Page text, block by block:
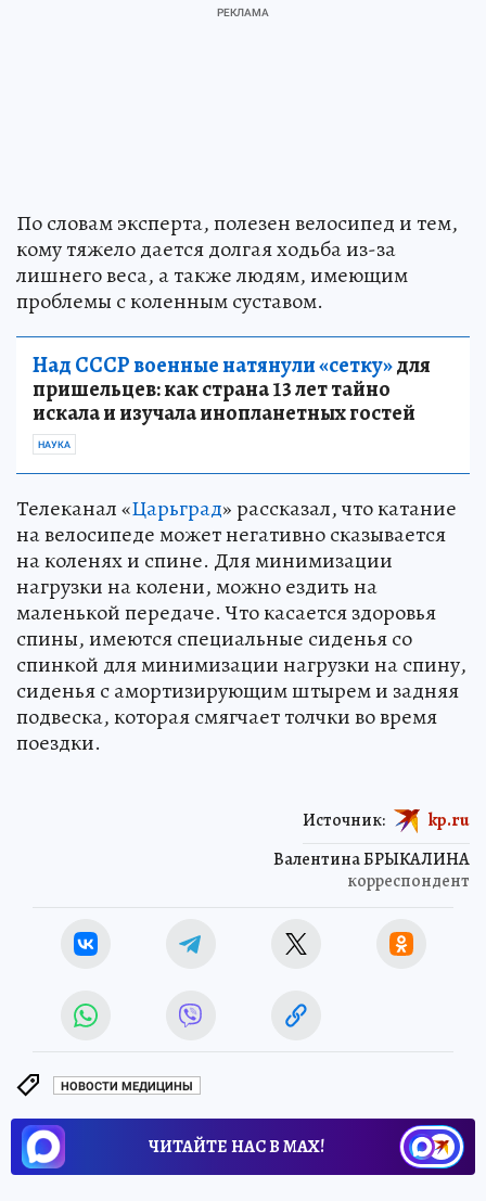
По словам эксперта, полезен велосипед и тем,
кому тяжело дается долгая ходьба из-за
лишнего веса, а также людям, имеющим
проблемы с коленным суставом.
Над СССР военные натянули «сетку»для
пришельцев: как страна 13 лет тайно
искала и изучала инопланетных гостей
НАУКА
Телеканал «Царьград» рассказал, что катание
на велосипеде может негативно сказывается
на коленях и спине. Для минимизации
нагрузки на колени, можно ездить на
маленькой передаче. Что касается здоровья
спины, имеются специальные сиденья со
спинкой для минимизации нагрузки на спину,
сиденья с амортизирующим штырем и задняя
подвеска, которая смягчает толчки во время
поездки.
Валентина БРЫКАЛИНА
корреспондент
Источник: kp.ru
НОВОСТИ МЕДИЦИНЫ
ЧИТАЙТЕ НАС В МАХ!